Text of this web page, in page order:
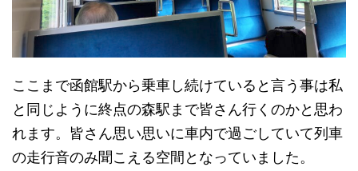
ここまで函館駅から乗車し続けていると言う事は私
と同じように終点の森駅まで皆さん行くのかと思わ
れます。皆さん思い思いに車内で過ごしていて列車
の走行音のみ聞こえる空間となっていました。